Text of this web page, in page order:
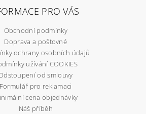
PRO VÁS
Obchodní podmínky
Doprava a poštovné
ochrany osobních údajů
užívání COOKIES
od smlouvy
Formulář pro reklamaci
cena objednávky
Náš příběh